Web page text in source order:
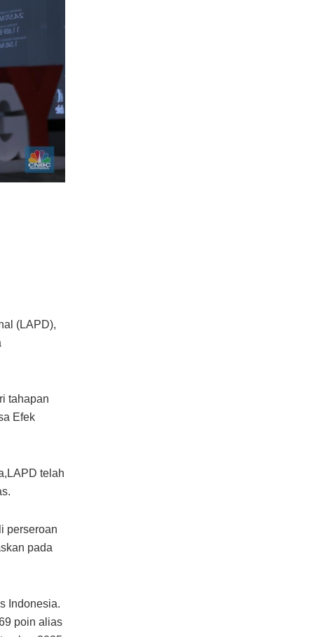
(LAPD),
tahapan
Efek
telah
perseroan
pada
Indonesia.
poin alias